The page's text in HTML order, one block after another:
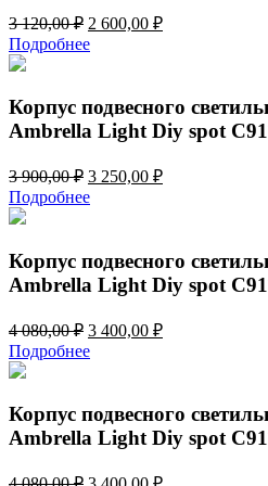
3 120,00₽ Первоначальная
цена
составляла
120,00 ₽.
2 600,00 ₽Текущая
Подробнее
Корпус подвесного
Ambrella Light Diy spot
3 900,00₽ Первоначальная
цена
составляла
3 250,00 ₽Текущая
Подробнее
Корпус подвесного
Ambrella Light Diy spot
4 080,00₽ Первоначальная
цена
составляла
080,00 ₽.
3 400,00 ₽Текущая
Подробнее
Корпус подвесного
Ambrella Light Diy spot
Первоначальная
Текущая